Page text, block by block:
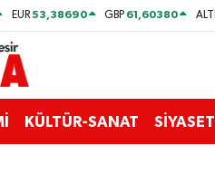
EUR53,38690 GBP 61,60380
KÜLTÜR-SANAT SİYASET